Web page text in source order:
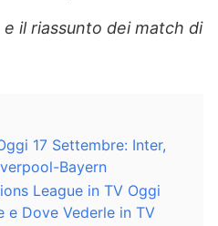
il riassunto dei match di
17 Settembre: Inter,
Bayern
League in TV Oggi
e Dove Vederle in TV